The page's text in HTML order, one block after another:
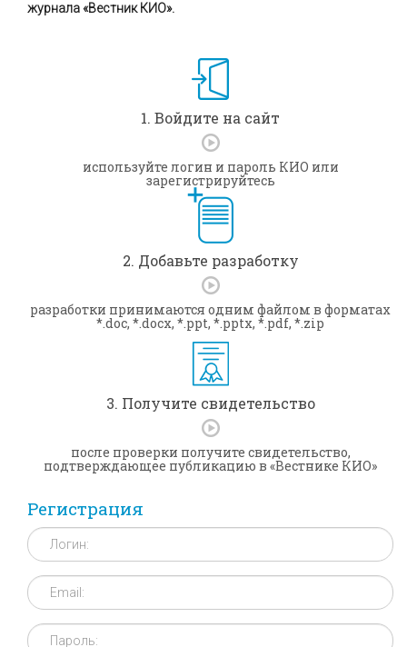
журнала «Вестник КИО».
1. Войдите на сайт
используйте логин и пароль КИО или
зарегистрируйтесь
2. Добавьте разработку
разработки принимаются одним файлом в форматах
*.doc, *.docx, *.ppt, *.pptx, *.pdf, *.zip
3. Получите свидетельство
после проверки получите свидетельство,
подтверждающее публикацию в «Вестнике КИО»
Регистрация